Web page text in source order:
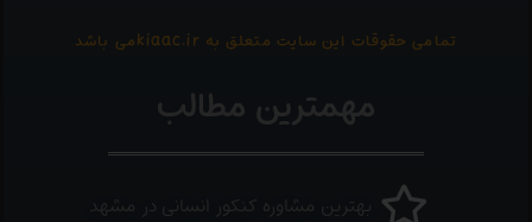
تمامی حقوقات این سایت متعلق به kiaac.irمی باشد
مهمترین مطالب
بهترین مشاوره کنکور انسانی در مشهد